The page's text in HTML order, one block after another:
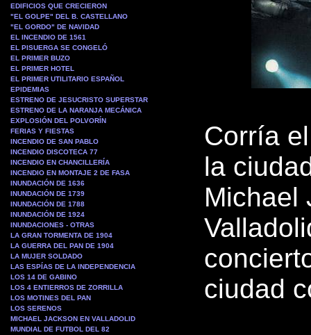
EDIFICIOS QUE CRECIERON
"EL GOLPE" DEL B. CASTELLANO
"EL GORDO" DE NAVIDAD
EL INCENDIO DE 1561
EL PISUERGA SE CONGELÓ
EL PRIMER BUZO
EL PRIMER HOTEL
EL PRIMER UTILITARIO ESPAÑOL
EPIDEMIAS
ESTRENO DE JESUCRISTO SUPERSTAR
ESTRENO DE LA NARANJA MECÁNICA
EXPLOSIÓN DEL POLVORÍN
FERIAS Y FIESTAS
INCENDIO DE SAN PABLO
INCENDIO DISCOTECA 77
INCENDIO EN CHANCILLERÍA
INCENDIO EN MONTAJE 2 DE FASA
INUNDACIÓN DE 1636
INUNDACIÓN DE 1739
INUNDACIÓN DE 1788
INUNDACIÓN DE 1924
INUNDACIONES - OTRAS
LA GRAN TORMENTA DE 1904
LA GUERRA DEL PAN DE 1904
LA MUJER SOLDADO
LAS ESPÍAS DE LA INDEPENDENCIA
LOS 14 DE GABINO
LOS 4 ENTIERROS DE ZORRILLA
LOS MOTINES DEL PAN
LOS SERENOS
MICHAEL JACKSON EN VALLADOLID
MUNDIAL DE FUTBOL DEL 82
Corría
la
Michael
ciudad